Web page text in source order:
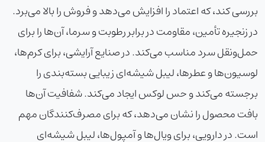
بررسی کند، که اعتماد را افزایش می‌دهد و فروش را بالا می‌برد.
در زنجیره تأمین، مقاومت در برابر رطوبت و سرما، آن‌ها را برای
حمل‌ونقل سرد مناسب می‌کند. در صنایع آرایشی، برای کرم‌ها،
لوسیون‌ها و عطرها، لیبل شیشه‌ای زیبایی بسته‌بندی را
برجسته می‌کند و حس لوکس ایجاد می‌کند. شفافیت آن‌ها
بافت محصول را نشان می‌دهد، که برای مصرف‌کنندگان مهم
است. در دارویی، برای ویال‌ها و آمپول‌ها، لیبل شیشه‌ای